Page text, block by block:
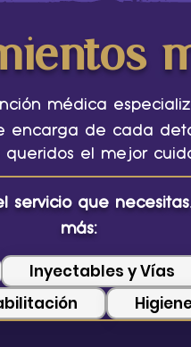
médica
encarga de cada
queridos el mejor
servicio que necesitas
más:
Inyectables y Vías